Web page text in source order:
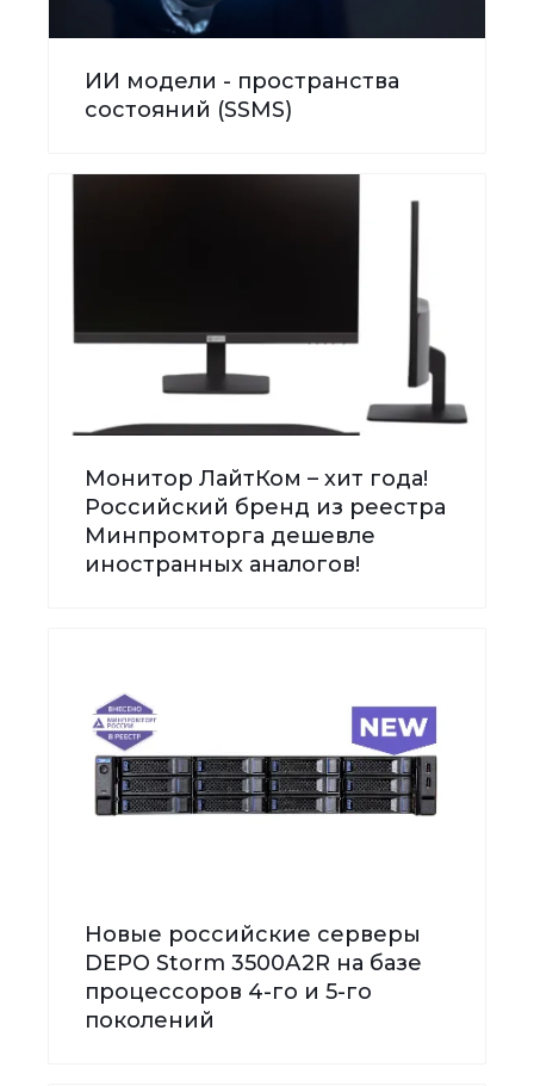
ИИ модели - пространства
состояний (SSMS)
Монитор ЛайтКом – хит года!
Российский бренд из реестра
Минпромторга дешевле
иностранных аналогов!
Новые российские серверы
DEPO Storm 3500А2R на базе
процессоров 4-го и 5-го
поколений